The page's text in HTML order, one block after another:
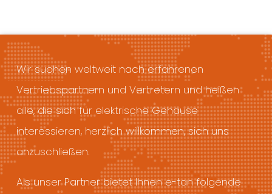
Wir suchen weltweit nach erfahrenen
Vertriebspartnern und Vertretern und heißen
alle, die sich für elektrische Gehäuse
interessieren, herzlich willkommen, sich uns
anzuschließen.
Als unser Partner bietet Ihnen e-tan folgende